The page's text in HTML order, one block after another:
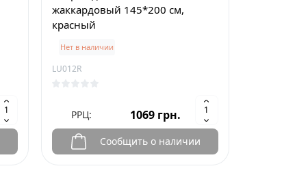
жаккардовый 145*200 см,
красный
Нет в наличии
LU012R
РРЦ: 1069 грн.
Сообщить о наличии